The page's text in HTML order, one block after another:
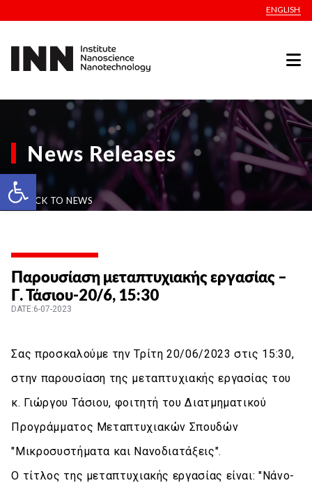
Open toolbar
ENGLISH
News Releases
BACK TO NEWS
Παρουσίαση μεταπτυχιακής εργασίας –
Γ. Τάσιου-20/6, 15:30
DATE:6-07-2023
Σας προσκαλούμε την Τρίτη 20/06/2023 στις 15:30,
στην παρουσίαση της μεταπτυχιακής εργασίας του
κ. Γιώργου Τάσιου, φοιτητή του Διατμηματικού
Προγράμματος Μεταπτυχιακών Σπουδών
"Μικροσυστήματα και Νανοδιατάξεις".
Ο τίτλος της μεταπτυχιακής εργασίας είναι: "Νάνο-